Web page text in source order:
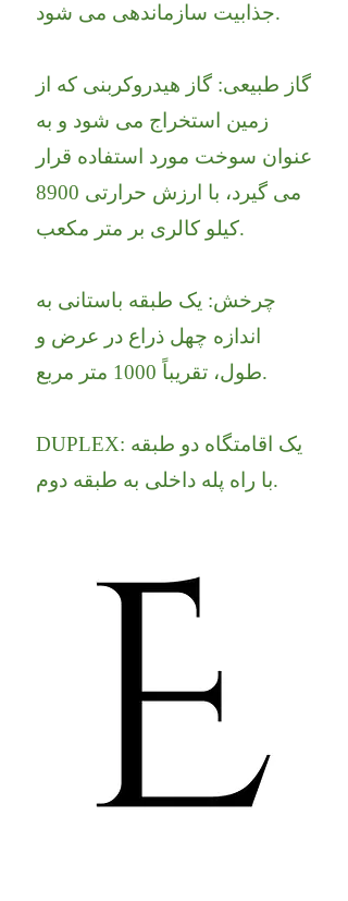
جذابیت سازماندهی می شود.
گاز طبیعی: گاز هیدروکربنی که از
زمین استخراج می شود و به
عنوان سوخت مورد استفاده قرار
می گیرد، با ارزش حرارتی 8900
کیلو کالری بر متر مکعب.
چرخش: یک طبقه باستانی به
اندازه چهل ذراع در عرض و
طول، تقریباً 1000 متر مربع.
DUPLEX: یک اقامتگاه دو طبقه
با راه پله داخلی به طبقه دوم.